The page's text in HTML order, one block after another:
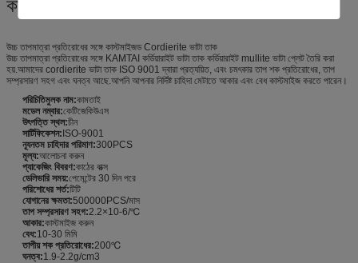
উচ্চ তাপমাত্রা প্রতিরোধের সঙ্গে কাস্টমাইজড Cordierite ভাটা তাক
উচ্চ তাপমাত্রা প্রতিরোধের সঙ্গে KAMTAI কর্ডিয়ারাইট ভাটা তাক কর্ডিয়ারাইট mullite ভাটা প্লেট তৈরি করা
হয়.আমাদের cordierite ভাটা তাক ISO 9001 দ্বারা প্রত্যয়িত, এবং চমৎকার তাপ শক প্রতিরোধের, তাপ
সম্প্রসারণ সহগ এবং ঘনত্ব আছে.আপনি আপনার নির্দিষ্ট চাহিদা মেটাতে আকার এবং বেধ কাস্টমাইজ করতে পারেন।
পরিচিতিমুলক নাম:কামতাই
মডেল নম্বার:কেটিজেকিউএস
উৎপত্তি স্থল:চীন
সার্টিফিকেশন:ISO-9001
ন্যূনতম চাহিদার পরিমাণ:300PCS
মূল্য:আলোচনা করুন
প্যাকেজিং বিবরণ:কাঠের বাক্স
ডেলিভারি সময়:পেমেন্টের 30 দিন পরে
পরিশোধের শর্ত:টিটি
যোগানের ক্ষমতা:500000PCS/মাস
তাপ সম্প্রসারণ সহগ:2.2×10-6/℃
আকার:কাস্টমাইজ করুন
বেধ:10-30 মিমি
তাপীয় শক প্রতিরোধের:200℃
ঘনত্ব:1.9-2.2g/cm3